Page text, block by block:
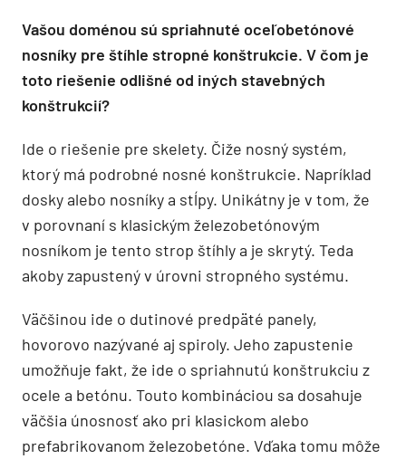
Vašou doménou sú spriahnuté oceľobetónové
nosníky pre štíhle stropné konštrukcie. V čom je
toto riešenie odlišné od iných stavebných
konštrukcií?
Ide o riešenie pre skelety. Čiže nosný systém,
ktorý má podrobné nosné konštrukcie. Napríklad
dosky alebo nosníky a stĺpy. Unikátny je v tom, že
v porovnaní s klasickým železobetónovým
nosníkom je tento strop štíhly a je skrytý. Teda
akoby zapustený v úrovni stropného systému.
Väčšinou ide o dutinové predpäté panely,
hovorovo nazývané aj spiroly. Jeho zapustenie
umožňuje fakt, že ide o spriahnutú konštrukciu z
ocele a betónu. Touto kombináciou sa dosahuje
väčšia únosnosť ako pri klasickom alebo
prefabrikovanom železobetóne. Vďaka tomu môže